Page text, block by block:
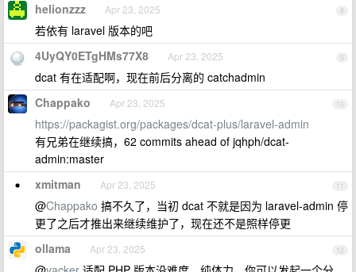
8
helionzzz Apr 23, 2025
若依有 laravel 版本的吧
9
4UyQY0ETgHMs77X8 Apr 23, 2025
dcat 有在适配啊，现在前后分离的 catchadmin
10
Chappako Apr 23, 2025
https://packagist.org/packages/dcat-plus/laravel-admin
有兄弟在继续搞，62 commits ahead of jqhph/dcat-
admin:master
11
xmitman Apr 23, 2025
@Chappako 搞不久了，当初 dcat 不就是因为 laravel-admin 停
更了之后才推出来继续维护了，现在还不是照样停更
12
ollama Apr 23, 2025